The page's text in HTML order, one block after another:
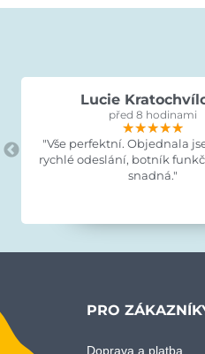
Lucie
před 8 hodinami
★★★★★
★★★★★
★★★★★
"Vše perfektní. Objednala
rychlé odeslání, botník
snadná."
PRO
Doprava a platba